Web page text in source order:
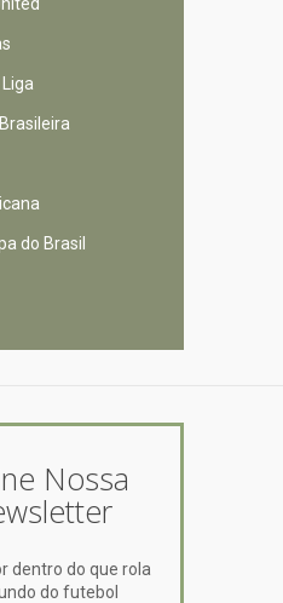
do Brasil
Nossa
dentro do que rola
do futebol